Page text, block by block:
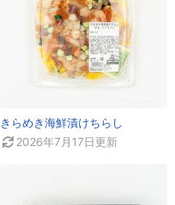
きらめき海鮮漬けちらし
2026年7月17日更新